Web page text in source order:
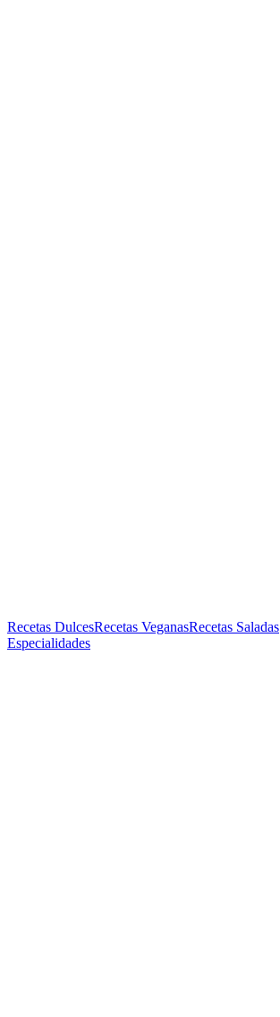
Recetas DulcesRecetas VeganasRecetas Saladas
Especialidades